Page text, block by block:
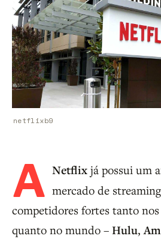
netflixb9
A Netflix já possui um
mercado de
competidores fortes tanto
quanto no mundo – Hulu,